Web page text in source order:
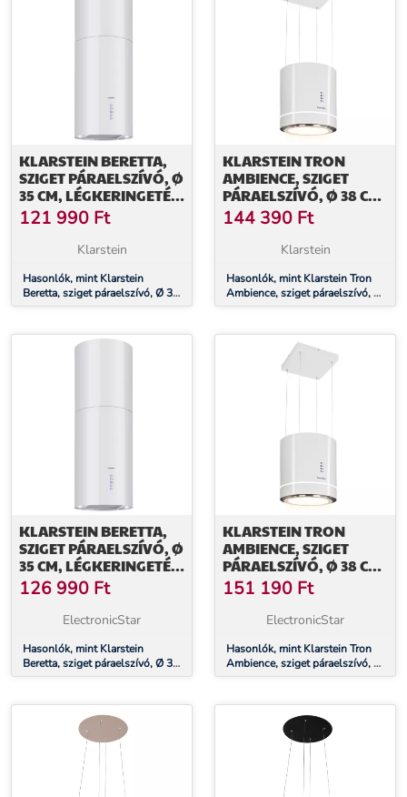
KLARSTEIN BERETTA,
SZIGET PÁRAELSZÍVÓ, Ø
35 CM, LÉGKERINGETÉS,
650 M³/Ó, LED, FEHÉR
121 990 Ft
Klarstein
Hasonlók, mint Klarstein
Beretta, sziget páraelszívó, Ø 35
cm, légkeringetés, 650 m³/ó,
KLARSTEIN TRON
AMBIENCE, SZIGET
PÁRAELSZÍVÓ, Ø 38 CM,
LÉGKERINGETÉS, 540
M³/Ó, LED, FEHÉR
144 390 Ft
Klarstein
Hasonlók, mint Klarstein Tron
Ambience, sziget páraelszívó, Ø
38 cm, légkeringetés, 540 m³/ó,
KLARSTEIN BERETTA,
SZIGET PÁRAELSZÍVÓ, Ø
35 CM, LÉGKERINGETÉS,
650 M³/Ó, LED, FEHÉR
126 990 Ft
ElectronicStar
Hasonlók, mint Klarstein
Beretta, sziget páraelszívó, Ø 35
cm, légkeringetés, 650 m³/ó,
KLARSTEIN TRON
AMBIENCE, SZIGET
PÁRAELSZÍVÓ, Ø 38 CM,
LÉGKERINGETÉS, 540
M³/Ó, LED, FEHÉR
151 190 Ft
ElectronicStar
Hasonlók, mint Klarstein Tron
Ambience, sziget páraelszívó, Ø
38 cm, légkeringetés, 540 m³/ó,